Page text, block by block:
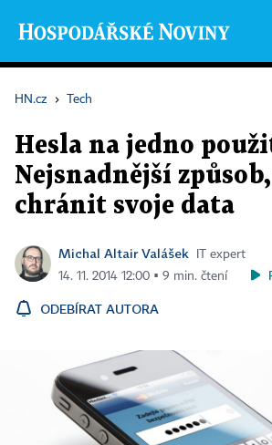
HN.cz › Tech
Hesla na jedno
Nejsnadnější
chránit svoje data
Michal Altair Valášek
IT expert
14. 11. 2014 12:00 ▪ 9 min. čtení
ODEBÍRAT AUTORA